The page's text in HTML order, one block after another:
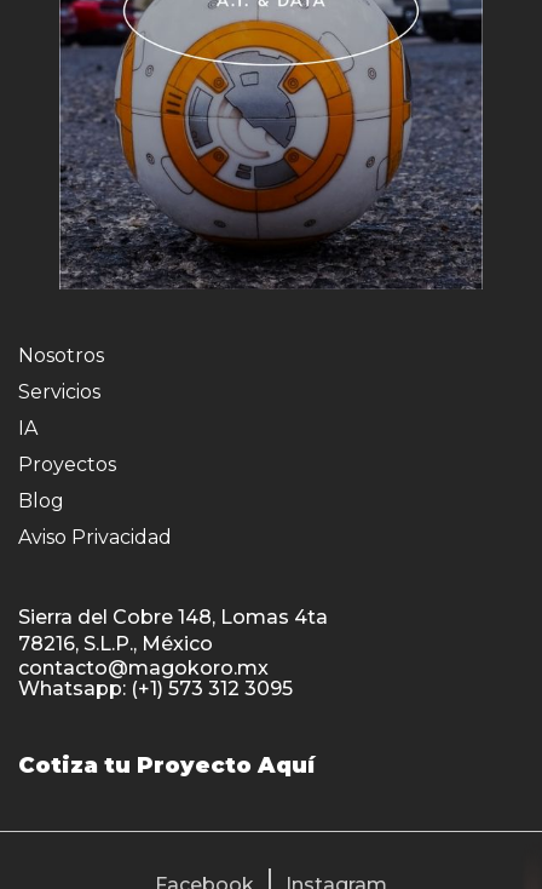
Nosotros
Servicios
IA
Proyectos
Blog
Aviso Privacidad
Sierra del Cobre 148, Lomas 4ta
78216, S.L.P., México
contacto@magokoro.mx
Whatsapp: (+1) 573 312 3095
Cotiza tu Proyecto Aquí